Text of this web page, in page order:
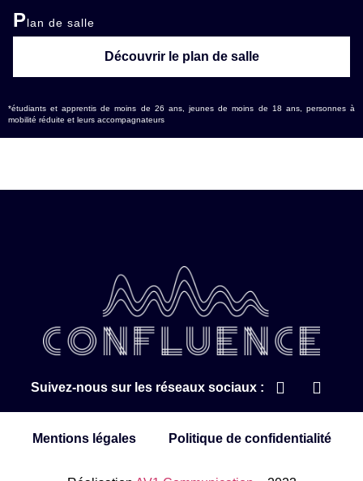
Plan de salle
Découvrir le plan de salle
*étudiants et apprentis de moins de 26 ans, jeunes de moins de 18 ans, personnes à
mobilité réduite et leurs accompagnateurs
Suivez-nous sur les réseaux sociaux :
Mentions légales Politique de confidentialité